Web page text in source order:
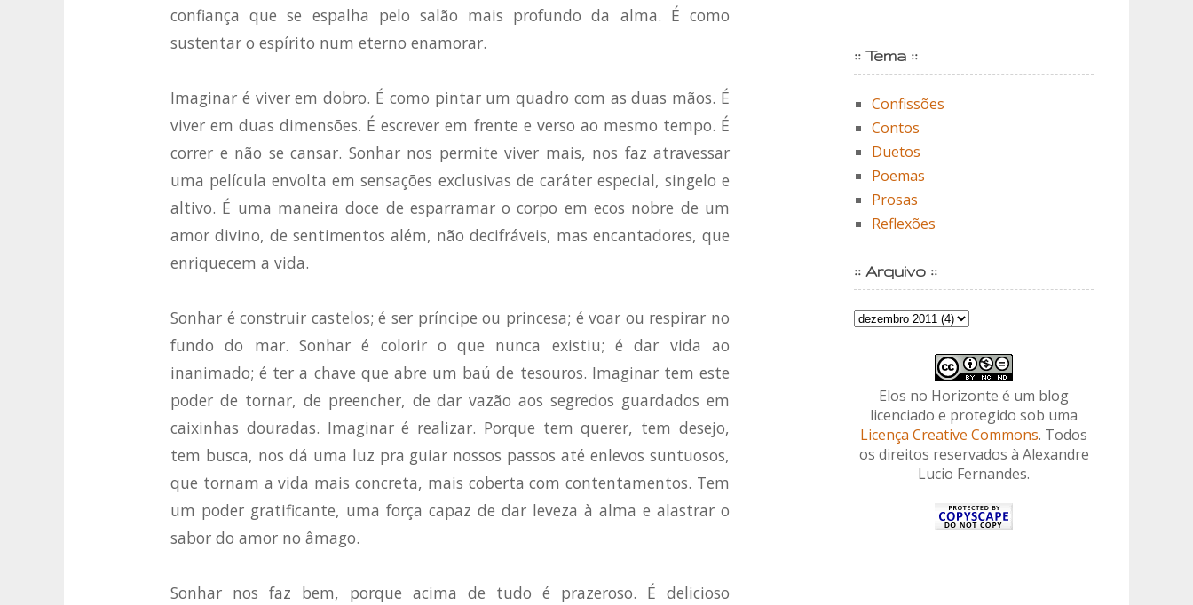
confiança que se espalha pelo salão mais profundo da alma. É como
sustentar o espírito num eterno enamorar.
Imaginar é viver em dobro. É como pintar um quadro com as duas mãos. É
viver em duas dimensões. É escrever em frente e verso ao mesmo tempo. É
correr e não se cansar. Sonhar nos permite viver mais, nos faz atravessar
uma película envolta em sensações exclusivas de caráter especial, singelo e
altivo. É uma maneira doce de esparramar o corpo em ecos nobre de um
amor divino, de sentimentos além, não decifráveis, mas encantadores, que
enriquecem a vida.
Sonhar é construir castelos; é ser príncipe ou princesa; é voar ou respirar no
fundo do mar. Sonhar é colorir o que nunca existiu; é dar vida ao
inanimado; é ter a chave que abre um baú de tesouros. Imaginar tem este
poder de tornar, de preencher, de dar vazão aos segredos guardados em
caixinhas douradas. Imaginar é realizar. Porque tem querer, tem desejo,
tem busca, nos dá uma luz pra guiar nossos passos até enlevos suntuosos,
que tornam a vida mais concreta, mais coberta com contentamentos. Tem
um poder gratificante, uma força capaz de dar leveza à alma e alastrar o
sabor do amor no âmago.
Sonhar nos faz bem, porque acima de tudo é prazeroso. É delicioso
:: Tema ::
Confissões
Contos
Duetos
Poemas
Prosas
Reflexões
:: Arquivo ::
Elos no Horizonte é um blog
licenciado e protegido sob uma
Licença Creative Commons. Todos
os direitos reservados à Alexandre
Lucio Fernandes.